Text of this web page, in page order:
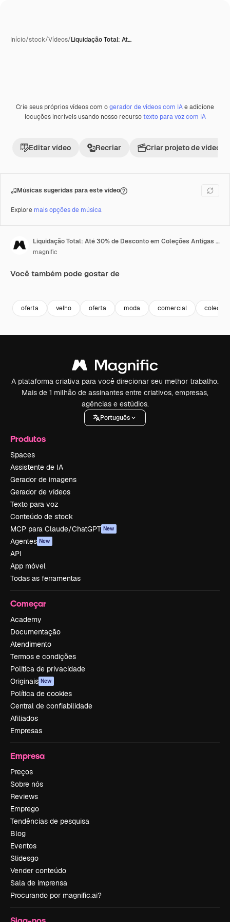
Início/stock/Vídeos/Liquidação Total: At…
Premium
Crie seus próprios vídeos com ogerador de vídeos com IAe adicione
locuções incríveis usando nosso recursotexto para voz com IA
Editar vídeo Recriar Criar projeto de vídeo
Músicas sugeridas para este vídeo
Explore mais opções de música
Liquidação Total: Até 30% de Desconto em Coleções Antigas Selecionadas
magnific
Você também pode gostar de
oferta velho oferta moda comercial coleção
A plataforma criativa para você direcionar seu melhor trabalho.
Mais de 1 milhão de assinantes entre criativos, empresas,
agências e estúdios.
Português
Produtos
Spaces
Assistente de IA
Gerador de imagens
Gerador de vídeos
Texto para voz
Conteúdo de stock
MCP para Claude/ChatGPT New
Agentes New
API
App móvel
Todas as ferramentas
Começar
Academy
Documentação
Atendimento
Termos e condições
Política de privacidade
Originais New
Política de cookies
Central de confiabilidade
Afiliados
Empresas
Empresa
Preços
Sobre nós
Reviews
Emprego
Tendências de pesquisa
Blog
Eventos
Slidesgo
Vender conteúdo
Sala de imprensa
Procurando por magnific.ai?